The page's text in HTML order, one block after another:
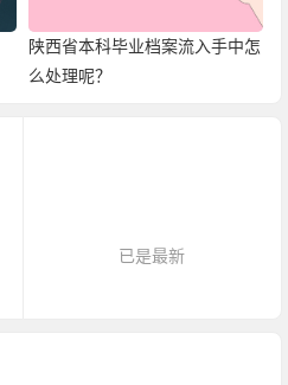
陕西省本科毕业档案流入手中怎
么处理呢？
已是最新